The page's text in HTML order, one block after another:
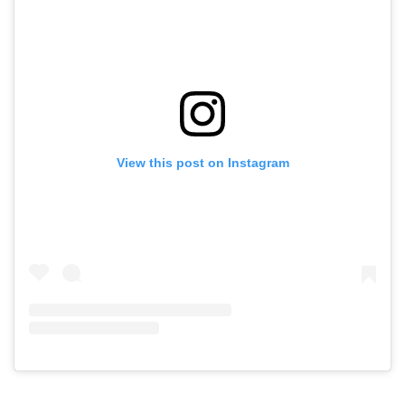
View this post on Instagram